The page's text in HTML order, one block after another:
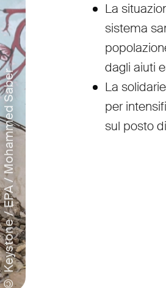
© Keystone / EPA / Mohammed Saber
La
sistema
dagli aiuti
La
per
sul posto